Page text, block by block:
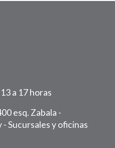
a 17 horas
esq. Zabala -
-Sucursales y oficinas